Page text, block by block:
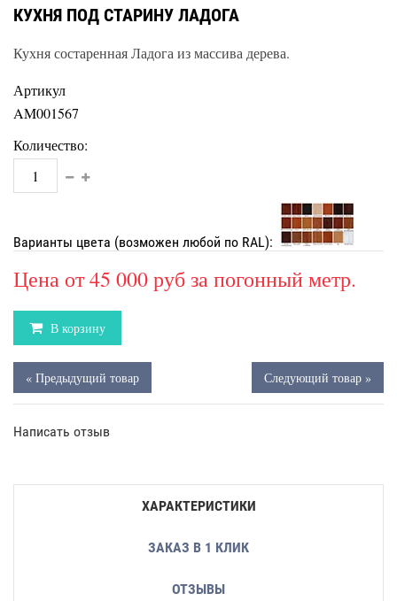
КУХНЯ ПОД СТАРИНУ ЛАДОГА
Кухня состаренная Ладога из массива дерева.
Артикул
AM001567
Количество:
Варианты цвета (возможен любой по RAL):
Цена от45 000 рубза погонный метр.
В корзину
« Предыдущий товар Следующий товар »
Написать отзыв
ХАРАКТЕРИСТИКИ
ЗАКАЗ В 1 КЛИК
ОТЗЫВЫ